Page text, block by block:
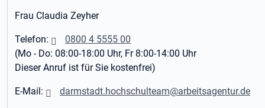
Frau Claudia Zeyher
Telefon:
0800 4 5555 00
(Mo - Do: 08:00-18:00 Uhr, Fr 8:00-14:00 Uhr
Dieser Anruf ist für Sie kostenfrei)
E-Mail: darmstadt.hochschulteam@arbeitsagentur.de